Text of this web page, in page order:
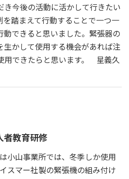
き今後の活動に活かして行きたい
を踏まえて行動することで一つ一
動できると思いました。緊張器の
生かして使用する機会があれば注
用できたらと思います。 星義久
者教育研修
小山事業所では、冬季しか使用
スマー社製の緊張機の組み付け